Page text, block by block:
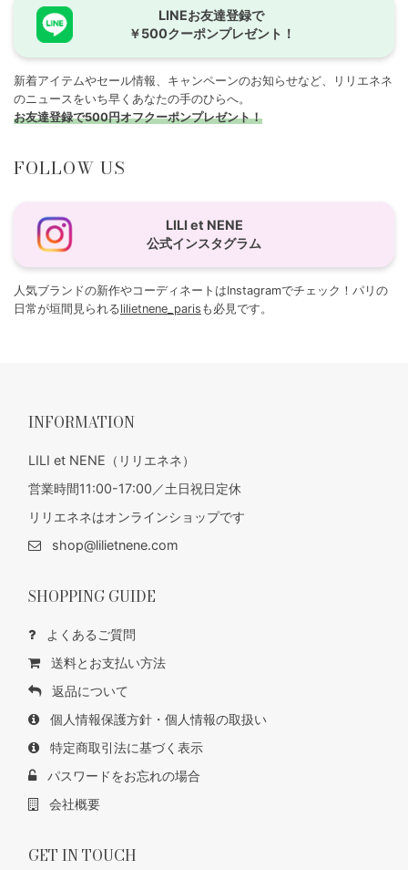
LINEお友達登録で
￥500クーポンプレゼント！
新着アイテムやセール情報、キャンペーンのお知らせなど、リリエネネ
のニュースをいち早くあなたの手のひらへ。
お友達登録で500円オフクーポンプレゼント！
FOLLOW US
LILI et NENE
公式インスタグラム
人気ブランドの新作やコーディネートはInstagramでチェック！パリの
日常が垣間見られるlilietnene_paris も必見です。
INFORMATION
LILI et NENE（リリエネネ）
営業時間11:00-17:00／土日祝日定休
リリエネネはオンラインショップです
shop@lilietnene.com
SHOPPING GUIDE
よくあるご質問
送料とお支払い方法
返品について
個人情報保護方針・個人情報の取扱い
特定商取引法に基づく表示
パスワードをお忘れの場合
会社概要
GET IN TOUCH